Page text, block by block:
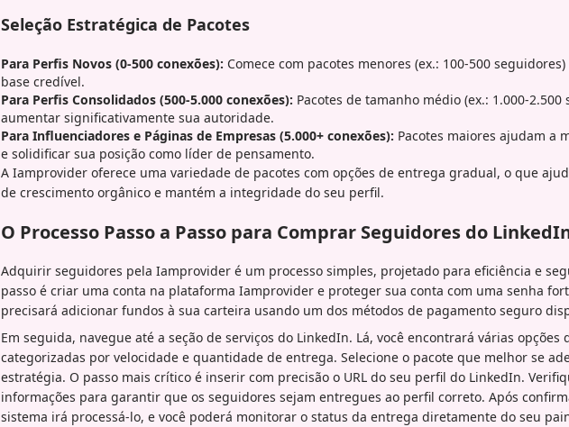
Seleção Estratégica de Pacotes
Para Perfis Novos (0-500 conexões): Comece com pacotes menores (ex.: 100-500
base credível.
Para Perfis Consolidados (500-5.000 conexões): Pacotes de tamanho médio (ex.: 1.000-
aumentar significativamente sua autoridade.
Para Influenciadores e Páginas de Empresas (5.000+ conexões): Pacotes maiores ajudam a
e solidificar sua posição como líder de pensamento.
A Iamprovider oferece uma variedade de pacotes com opções de entrega gradual, o que
de crescimento orgânico e mantém a integridade do seu perfil.
O Processo Passo a Passo para Comprar Seguidores do
Adquirir seguidores pela Iamprovider é um processo simples, projetado para eficiência e
passo é criar uma conta na plataforma Iamprovider e proteger sua conta com uma senha
precisará adicionar fundos à sua carteira usando um dos métodos de pagamento seguro
Em seguida, navegue até a seção de serviços do LinkedIn. Lá, você encontrará várias opções
categorizadas por velocidade e quantidade de entrega. Selecione o pacote que melhor se
estratégia. O passo mais crítico é inserir com precisão o URL do seu perfil do LinkedIn.
informações para garantir que os seguidores sejam entregues ao perfil correto. Após
sistema irá processá-lo, e você poderá monitorar o status da entrega diretamente do seu